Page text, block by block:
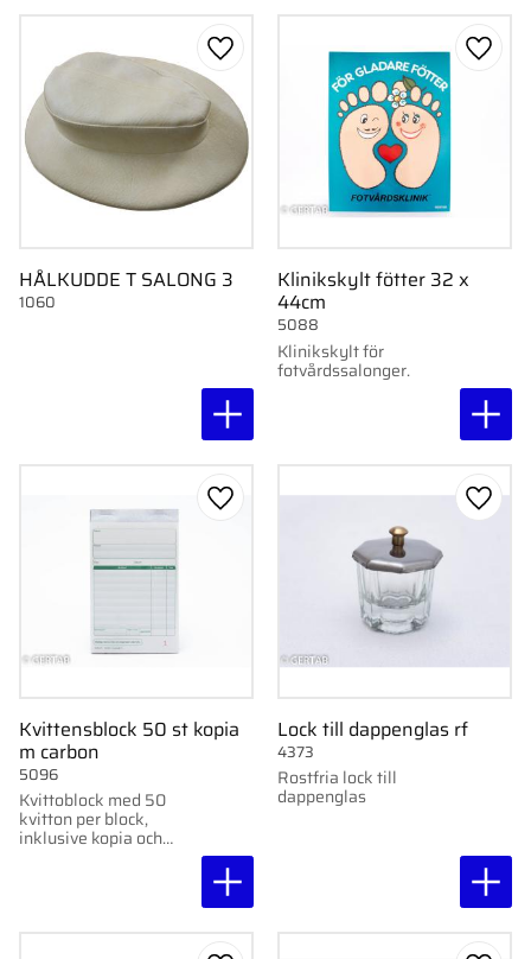
HÅLKUDDE T SALONG 3
1060
Lägg till i favoriter
Klinikskylt fötter 32 x
44cm
Klinikskylt för
fotvårdssalonger.
5088
Lägg
Kvittensblock 50 st kopia
m carbon
Kvittoblock med 50
kvitton per block,
inklusive kopia och
5096
Lägg till i favoriter
Lock till dappenglas rf
Rostfria lock till
dappenglas
4373
Lägg